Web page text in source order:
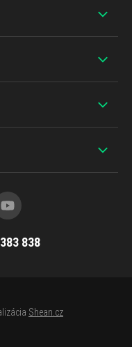
838
Shean.cz